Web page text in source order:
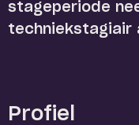
stageperiode
techniekstagiair
Profiel